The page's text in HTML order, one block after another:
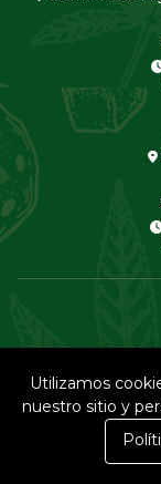
Utilizamos
nuestro sitio y